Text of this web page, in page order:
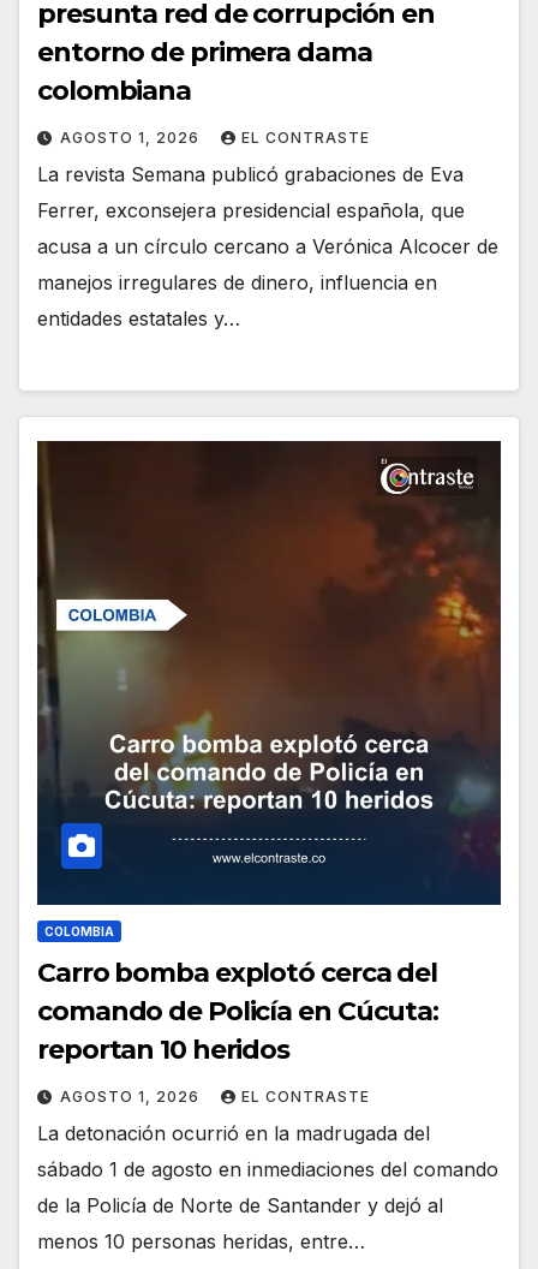
presunta red de corrupción en
entorno de primera dama
colombiana
AGOSTO 1, 2026 EL CONTRASTE
La revista Semana publicó grabaciones de Eva
Ferrer, exconsejera presidencial española, que
acusa a un círculo cercano a Verónica Alcocer de
manejos irregulares de dinero, influencia en
entidades estatales y…
COLOMBIA
Carro bomba explotó cerca del
comando de Policía en Cúcuta:
reportan 10 heridos
AGOSTO 1, 2026 EL CONTRASTE
La detonación ocurrió en la madrugada del
sábado 1 de agosto en inmediaciones del comando
de la Policía de Norte de Santander y dejó al
menos 10 personas heridas, entre…